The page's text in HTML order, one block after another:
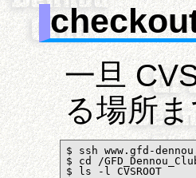
一旦
る場所
$ ssh www.gfd-
$ cd /
$ ls -l CVSROOT